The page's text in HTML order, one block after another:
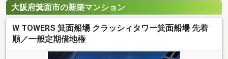
大阪府箕面市の新築マンション
W TOWERS 箕面船場 クラッシィタワー箕面船場 先着
順／一般定期借地権